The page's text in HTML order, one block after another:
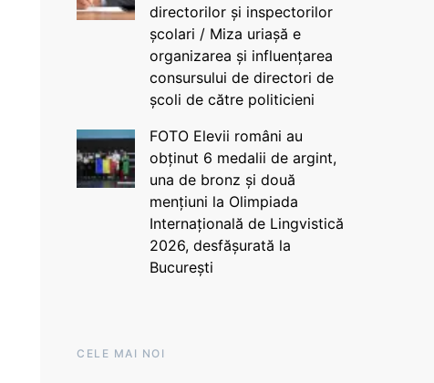
directorilor și inspectorilor
școlari / Miza uriașă e
organizarea și influențarea
consursului de directori de
școli de către politicieni
FOTO Elevii români au
obținut 6 medalii de argint,
una de bronz și două
mențiuni la Olimpiada
Internațională de Lingvistică
2026, desfășurată la
București
CELE MAI NOI